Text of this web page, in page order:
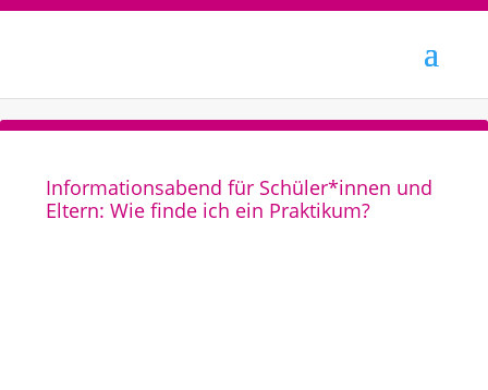
Informationsabend für Schüler*innen und
Eltern: Wie finde ich ein Praktikum?